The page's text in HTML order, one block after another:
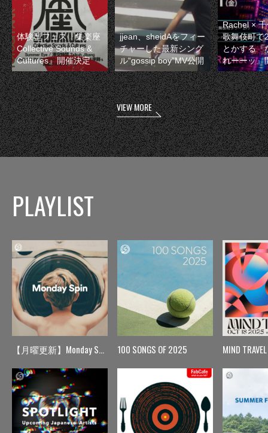
体験型フェス『集楽座
Collective Sounds &
Cultures』開催決定
jjean、sheidAをフィー
チャーした最新シング
ル“gossip boy”MV公開
Rachel ×
歌舞伎町で
とかする『
れーーッ』
VIEW MORE
PLAYLIST
【月曜更新】Monday Spin 100 SONGS OF 2025 MIND TRAVEL